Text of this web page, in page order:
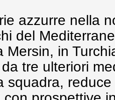
azzurre nella
del
Mersin, in
tre ulteriori
squadra,